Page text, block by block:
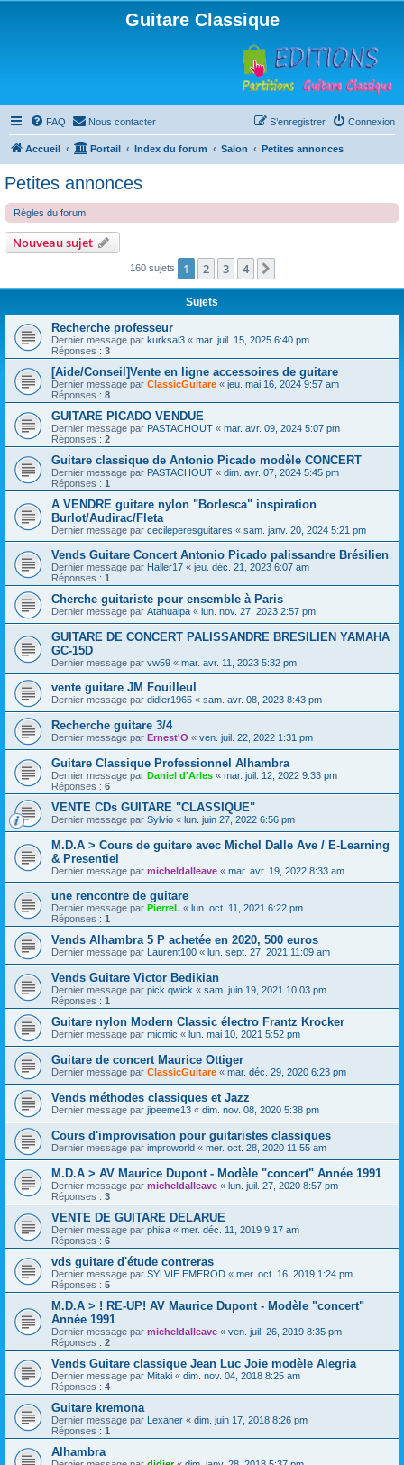
Guitare Classique
FAQ Nous contacter Connexion
S’enregistrer
Accueil Portail Index du forum Salon Petites annonces
Petites annonces
Règles du forum
Nouveau sujet
160 sujets 1 2 3 4
Sujets
Recherche professeur
Dernier message par kurksai3 « mar. juil. 15, 2025 6:40 pm
Réponses : 3
[Aide/Conseil]Vente en ligne accessoires de guitare
Dernier message par ClassicGuitare « jeu. mai 16, 2024 9:57 am
Réponses : 8
GUITARE PICADO VENDUE
Dernier message par PASTACHOUT « mar. avr. 09, 2024 5:07 pm
Réponses : 2
Guitare classique de Antonio Picado modèle CONCERT
Dernier message par PASTACHOUT « dim. avr. 07, 2024 5:45 pm
Réponses : 1
A VENDRE guitare nylon "Borlesca" inspiration
Burlot/Audirac/Fleta
Dernier message par cecileperesguitares « sam. janv. 20, 2024 5:21 pm
Vends Guitare Concert Antonio Picado palissandre Brésilien
Dernier message par Haller17 « jeu. déc. 21, 2023 6:07 am
Réponses : 1
Cherche guitariste pour ensemble à Paris
Dernier message par Atahualpa « lun. nov. 27, 2023 2:57 pm
GUITARE DE CONCERT PALISSANDRE BRESILIEN YAMAHA
GC-15D
Dernier message par vw59 « mar. avr. 11, 2023 5:32 pm
vente guitare JM Fouilleul
Dernier message par didier1965 « sam. avr. 08, 2023 8:43 pm
Recherche guitare 3/4
Dernier message par Ernest'O « ven. juil. 22, 2022 1:31 pm
Guitare Classique Professionnel Alhambra
Dernier message par Daniel d'Arles « mar. juil. 12, 2022 9:33 pm
Réponses : 6
VENTE CDs GUITARE "CLASSIQUE"
Dernier message par Sylvio « lun. juin 27, 2022 6:56 pm
M.D.A > Cours de guitare avec Michel Dalle Ave / E-Learning
& Presentiel
Dernier message par micheldalleave « mar. avr. 19, 2022 8:33 am
une rencontre de guitare
Dernier message par PierreL « lun. oct. 11, 2021 6:22 pm
Réponses : 1
Vends Alhambra 5 P achetée en 2020, 500 euros
Dernier message par Laurent100 « lun. sept. 27, 2021 11:09 am
Vends Guitare Victor Bedikian
Dernier message par pick qwick « sam. juin 19, 2021 10:03 pm
Réponses : 1
Guitare nylon Modern Classic électro Frantz Krocker
Dernier message par micmic « lun. mai 10, 2021 5:52 pm
Guitare de concert Maurice Ottiger
Dernier message par ClassicGuitare « mar. déc. 29, 2020 6:23 pm
Vends méthodes classiques et Jazz
Dernier message par jipeeme13 « dim. nov. 08, 2020 5:38 pm
Cours d'improvisation pour guitaristes classiques
Dernier message par improworld « mer. oct. 28, 2020 11:55 am
M.D.A > AV Maurice Dupont - Modèle "concert" Année 1991
Dernier message par micheldalleave « lun. juil. 27, 2020 8:57 pm
Réponses : 3
VENTE DE GUITARE DELARUE
Dernier message par phisa « mer. déc. 11, 2019 9:17 am
Réponses : 6
vds guitare d'étude contreras
Dernier message par SYLVIE EMEROD « mer. oct. 16, 2019 1:24 pm
Réponses : 5
M.D.A > ! RE-UP! AV Maurice Dupont - Modèle "concert"
Année 1991
Dernier message par micheldalleave « ven. juil. 26, 2019 8:35 pm
Réponses : 2
Vends Guitare classique Jean Luc Joie modèle Alegria
Dernier message par Mitaki « dim. nov. 04, 2018 8:25 am
Réponses : 4
Guitare kremona
Dernier message par Lexaner « dim. juin 17, 2018 8:26 pm
Réponses : 1
Alhambra